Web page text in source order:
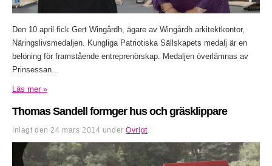
Den 10 april fick Gert Wingårdh, ägare av Wingårdh arkitektkontor,
Näringslivsmedaljen. Kungliga Patriotiska Sällskapets medalj är en
belöning för framstående entreprenörskap. Medaljen överlämnas av
Prinsessan...
Läs mer »
Thomas Sandell formger hus och gräsklippare
Inlagt den 24 mars 2014 underÖvrigt.